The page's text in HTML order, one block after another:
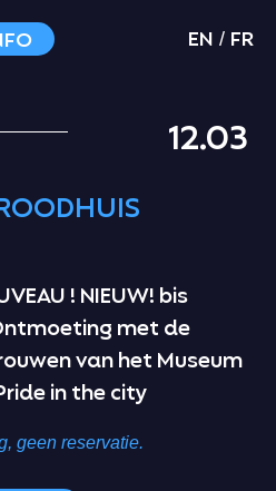
EN / FR
12.03
! NIEUW! bis
met de
van het Museum
in the city
geen reservatie.